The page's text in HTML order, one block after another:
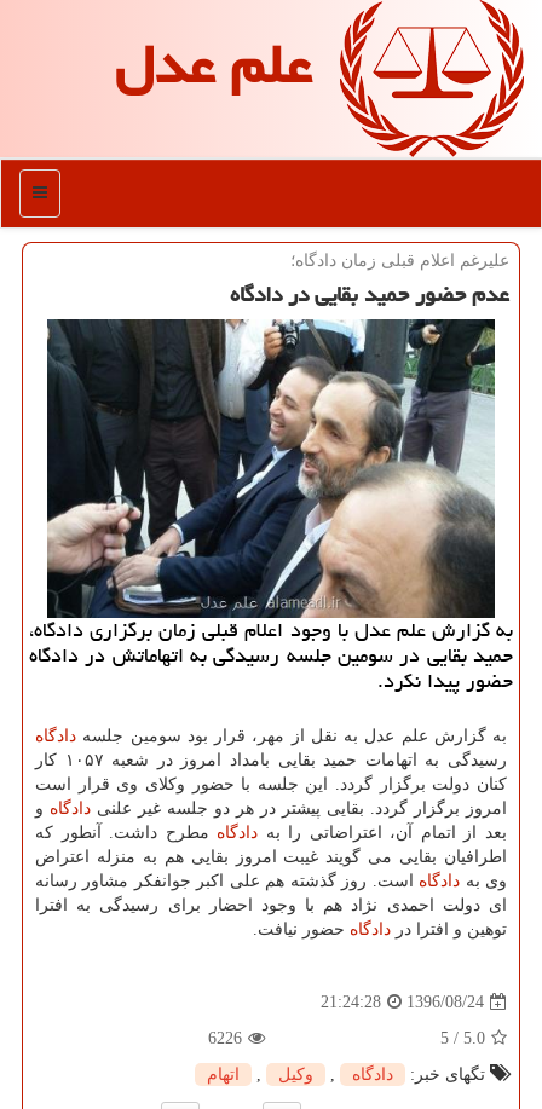
علم عدل
منو
علیرغم اعلام قبلی زمان دادگاه؛
عدم حضور حمید بقایی در دادگاه
به گزارش علم عدل با وجود اعلام قبلی زمان برگزاری دادگاه،
حمید بقایی در سومین جلسه رسیدگی به اتهاماتش در دادگاه
حضور پیدا نكرد.
به گزارش علم عدل به نقل از مهر، قرار بود سومین جلسه دادگاه
رسیدگی به اتهامات حمید بقایی بامداد امروز در شعبه ۱۰۵۷ كار
كنان دولت برگزار گردد. این جلسه با حضور وكلای وی قرار است
امروز برگزار گردد. بقایی پیشتر در هر دو جلسه غیر علنی دادگاه و
بعد از اتمام آن، اعتراضاتی را به دادگاه مطرح داشت. آنطور كه
اطرافیان بقایی می گویند غیبت امروز بقایی هم به منزله اعتراض
وی به دادگاه است. روز گذشته هم علی اكبر جوانفكر مشاور رسانه
ای دولت احمدی نژاد هم با وجود احضار برای رسیدگی به افترا
توهین و افترا در دادگاه حضور نیافت.
1396/08/24
21:24:28
5.0
/
5
6226
تگهای خبر:
دادگاه , وكیل , اتهام